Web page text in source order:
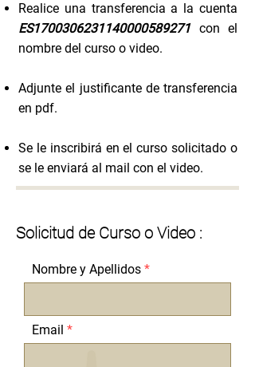
Realice una transferencia a la cuenta
ES1700306231140000589271con el
nombre del curso o video.
Adjunte el justificante de transferencia
en pdf.
Se le inscribirá en el curso solicitado o
se le enviará al mail con el video.
Solicitud de Curso o Video :
Nombre y Apellidos
Email